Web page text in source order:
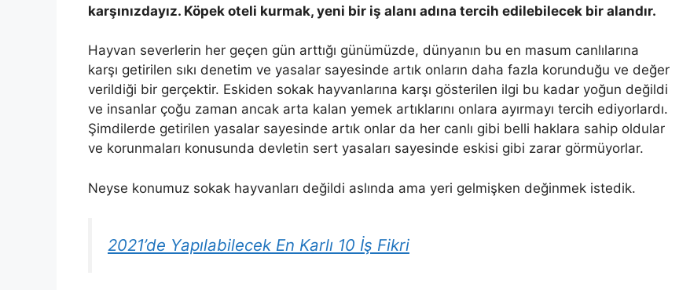
karşınızdayız. Köpek oteli kurmak, yeni bir iş alanı adına tercih edilebilecek bir alandır.
Hayvan severlerin her geçen gün arttığı günümüzde, dünyanın bu en masum canlılarına
karşı getirilen sıkı denetim ve yasalar sayesinde artık onların daha fazla korunduğu ve değer
verildiği bir gerçektir. Eskiden sokak hayvanlarına karşı gösterilen ilgi bu kadar yoğun değildi
ve insanlar çoğu zaman ancak arta kalan yemek artıklarını onlara ayırmayı tercih ediyorlardı.
Şimdilerde getirilen yasalar sayesinde artık onlar da her canlı gibi belli haklara sahip oldular
ve korunmaları konusunda devletin sert yasaları sayesinde eskisi gibi zarar görmüyorlar.
Neyse konumuz sokak hayvanları değildi aslında ama yeri gelmişken değinmek istedik.
2021’de Yapılabilecek En Karlı 10 İş Fikri